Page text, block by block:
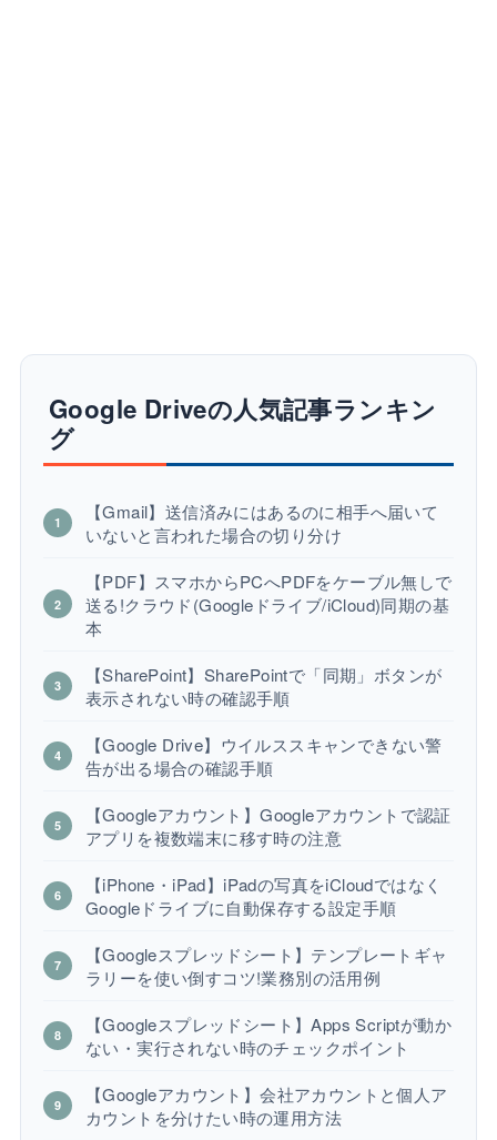
Google Driveの人気記事ランキン
グ
【Gmail】送信済みにはあるのに相手へ届いて
いないと言われた場合の切り分け
【PDF】スマホからPCへPDFをケーブル無しで
送る!クラウド(Googleドライブ/iCloud)同期の基
本
【SharePoint】SharePointで「同期」ボタンが
表示されない時の確認手順
【Google Drive】ウイルススキャンできない警
告が出る場合の確認手順
【Googleアカウント】Googleアカウントで認証
アプリを複数端末に移す時の注意
【iPhone・iPad】iPadの写真をiCloudではなく
Googleドライブに自動保存する設定手順
【Googleスプレッドシート】テンプレートギャ
ラリーを使い倒すコツ!業務別の活用例
【Googleスプレッドシート】Apps Scriptが動か
ない・実行されない時のチェックポイント
【Googleアカウント】会社アカウントと個人ア
カウントを分けたい時の運用方法